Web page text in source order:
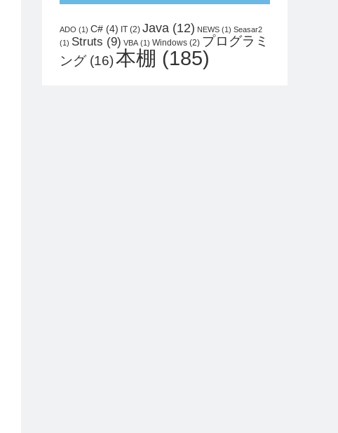
ADO (1) C# (4) IT (2) Java (12) NEWS (1) Seasar2
(1) Struts (9) VBA (1) Windows (2) プログラミ
ング (16)本棚 (185)